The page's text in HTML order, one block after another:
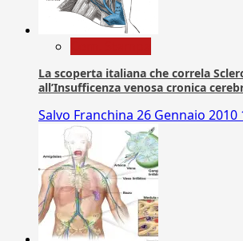
La scoperta italiana che correla
all’Insufficenza venosa cronica
Salvo Franchina 26 Gennaio 2010